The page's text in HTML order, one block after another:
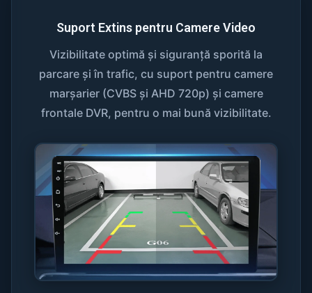
Suport Extins pentru Camere Video
Vizibilitate optimă și siguranță sporită la
parcare și în trafic, cu suport pentru camere
marșarier (CVBS și AHD 720p) și camere
frontale DVR, pentru o mai bună vizibilitate.